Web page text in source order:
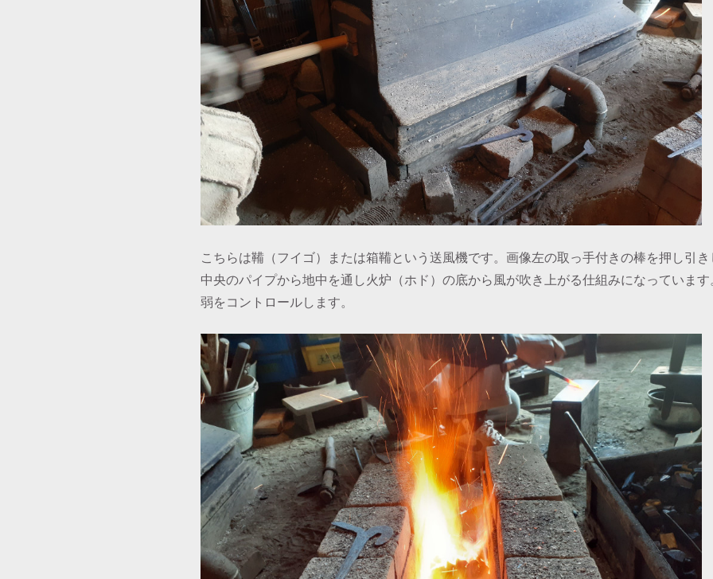
こちらは鞴（フイゴ）または箱鞴という送風機です。画像左の取っ手付きの棒を押し引
中央のパイプから地中を通し火炉（ホド）の底から風が吹き上がる仕組みになっていま
弱をコントロールします。